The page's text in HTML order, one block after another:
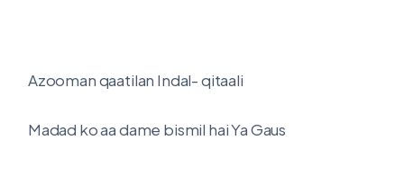
Azooman qaatilan Indal- qitaali
Madad ko aa dame bismil hai Ya Gaus